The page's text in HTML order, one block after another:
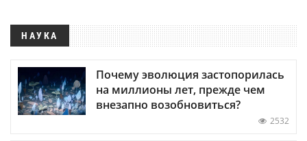
НАУКА
Почему эволюция застопорилась
на миллионы лет, прежде чем
внезапно возобновиться?
2532